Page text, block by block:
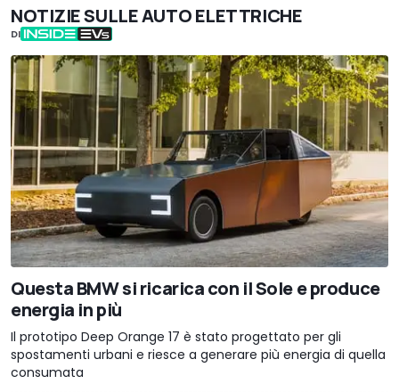
NOTIZIE SULLE AUTO ELETTRICHE
DI
Questa BMW si ricarica con il Sole e produce
energia in più
Il prototipo Deep Orange 17 è stato progettato per gli
spostamenti urbani e riesce a generare più energia di quella
consumata